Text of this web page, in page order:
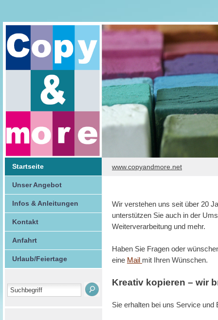
Startseite
Unser Angebot
Infos & Anleitungen
Kontakt
Anfahrt
Urlaub/Feiertage
www.copyandmore.net
Wir verstehen uns seit über 20
unterstützen Sie auch in der
Weiterverarbeitung und mehr.
Haben Sie Fragen oder
eine Mail mit Ihren Wünschen.
Kreativ kopieren – wir
Sie erhalten bei uns Service und